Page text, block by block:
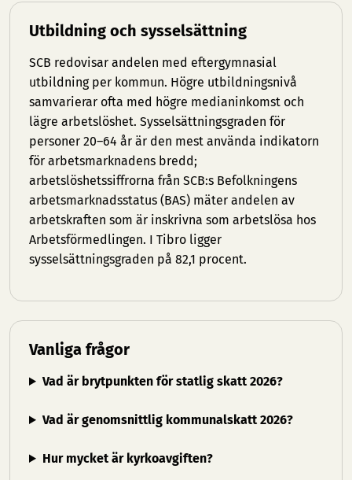
Utbildning och sysselsättning
SCB redovisar andelen med eftergymnasial
utbildning per kommun. Högre utbildningsnivå
samvarierar ofta med högre medianinkomst och
lägre arbetslöshet. Sysselsättningsgraden för
personer 20–64 år är den mest använda indikatorn
för arbetsmarknadens bredd;
arbetslöshetssiffrorna från SCB:s Befolkningens
arbetsmarknadsstatus (BAS) mäter andelen av
arbetskraften som är inskrivna som arbetslösa hos
Arbetsförmedlingen. I Tibro ligger
sysselsättningsgraden på 82,1 procent.
Vanliga frågor
Vad är brytpunkten för statlig skatt 2026?
Vad är genomsnittlig kommunalskatt 2026?
Hur mycket är kyrkoavgiften?